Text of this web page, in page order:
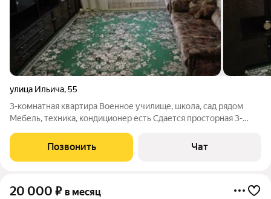
улица Ильича,55
3-комнатная квартира Военное училище, школа, сад рядом
Мебель, техника, кондиционер есть Сдается просторная 3-
квартира с мебелью и всей необходимой бытовой техникой.
Отличный вариант для тех,
Позвонить Чат
20 000 ₽ в месяц